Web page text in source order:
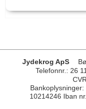
Jydekrog ApS
Telefonnr. : 26
Bankoplysninger:
10214246 Iban